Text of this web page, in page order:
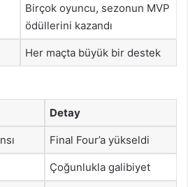
Birçok oyuncu, sezonun MVP
ödüllerini kazandı
Her maçta büyük bir destek
Detay
Final Four’a yükseldi
Çoğunlukla galibiyet